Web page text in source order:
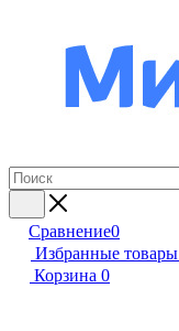
Сравнение0
Избранные товары
Корзина 0